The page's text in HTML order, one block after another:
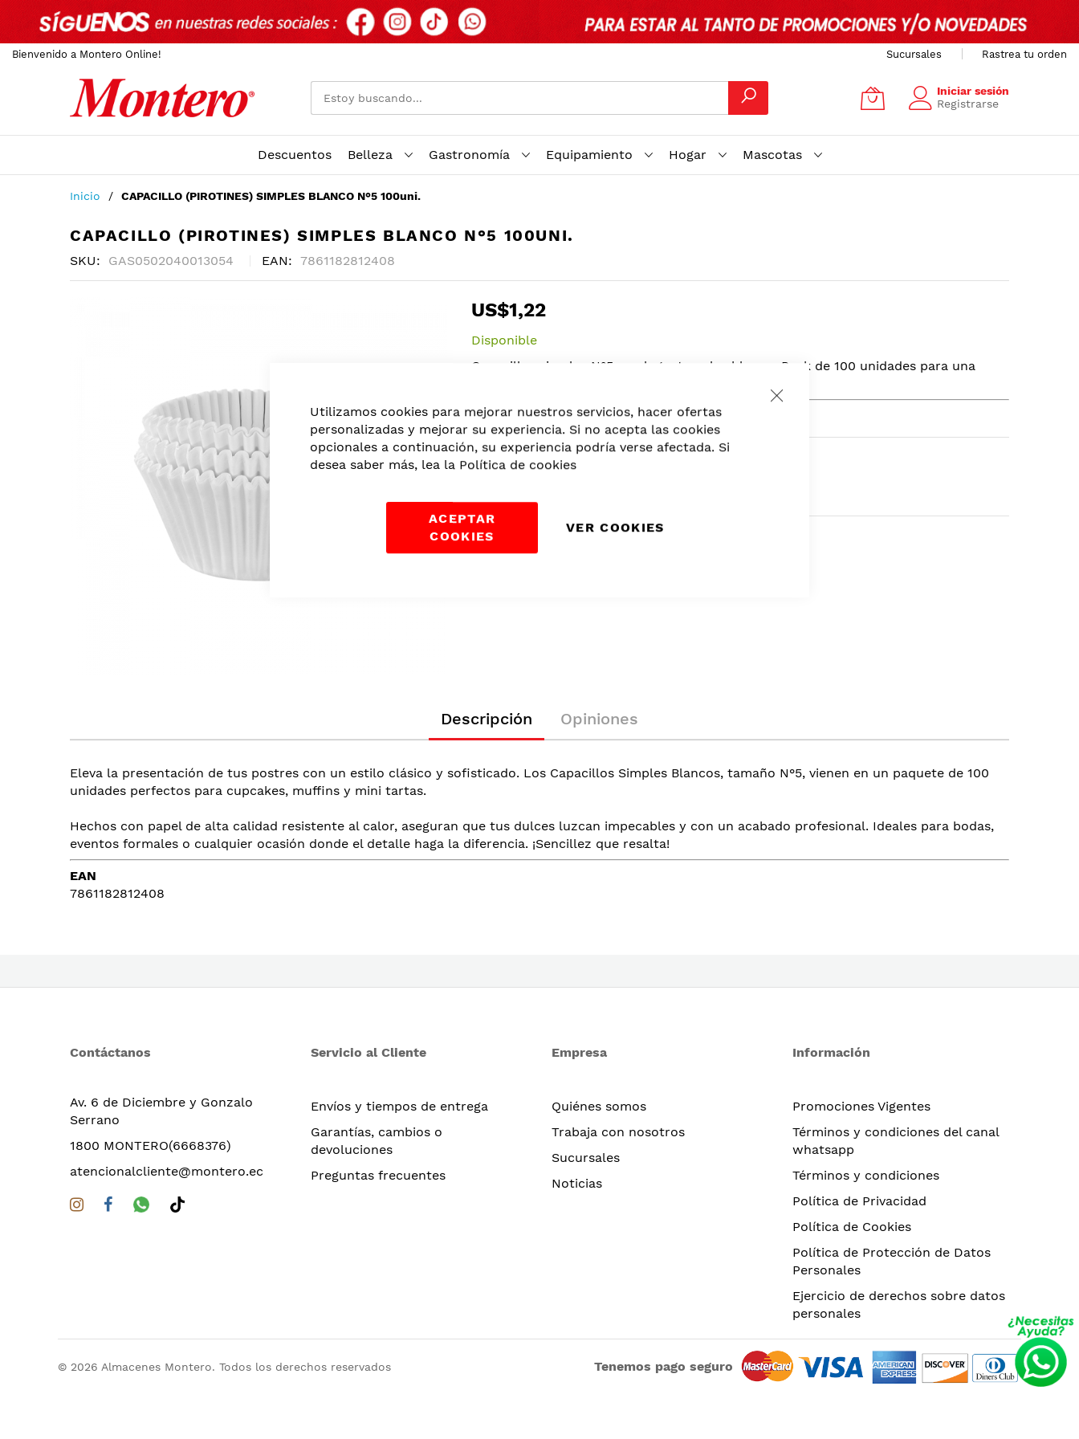
Close
Utilizamos cookies para mejorar nuestros servicios, hacer ofertas
personalizadas y mejorar su experiencia. Si no acepta las cookies
opcionales a continuación, su experiencia podría verse afectada. Si
desea saber más, lea la Política de cookies
ACEPTAR
COOKIES
VER COOKIES
Bienvenido a Montero Online! Sucursales Rastrea tu orden
Iniciar sesión
Registrarse
Descuentos Belleza Gastronomía Equipamiento Hogar
Mascotas
Inicio CAPACILLO (PIROTINES) SIMPLES BLANCO N°5 100uni.
CAPACILLO (PIROTINES) SIMPLES BLANCO N°5 100UNI.
SKU GAS0502040013054 EAN 7861182812408
the
images
US$1,22
Disponible
Capacillos simples N°5 en elegante color blanco. Pack de 100 unidades para una
EAN
7861182812408
Cantidad:
Categorías: Descartables,Consumibles
Descripción
Eleva la presentación de tus postres con un estilo clásico y sofisticado. Los Capacillos Simples Blancos, tamaño N°5, vienen en un paquete de 100
unidades perfectos para cupcakes, muffins y mini tartas.
Hechos con papel de alta calidad resistente al calor, aseguran que tus dulces luzcan impecables y con un acabado profesional. Ideales para bodas,
eventos formales o cualquier ocasión donde el detalle haga la diferencia. ¡Sencillez que resalta!
EAN
7861182812408
Opiniones
Contáctanos
Av. 6 de Diciembre y Gonzalo
Serrano
1800 MONTERO(6668376)
atencionalcliente@montero.ec
Servicio al Cliente
Envíos y tiempos de entrega
Garantías, cambios o
devoluciones
Preguntas frecuentes
Empresa
Quiénes somos
Trabaja con nosotros
Sucursales
Noticias
Información
Promociones Vigentes
Términos y condiciones del canal
whatsapp
Términos y condiciones
Política de Privacidad
Política de Cookies
Política de Protección de Datos
Personales
Ejercicio de derechos sobre datos
personales
© 2026 Almacenes Montero. Todos los derechos reservados Tenemos pago seguro